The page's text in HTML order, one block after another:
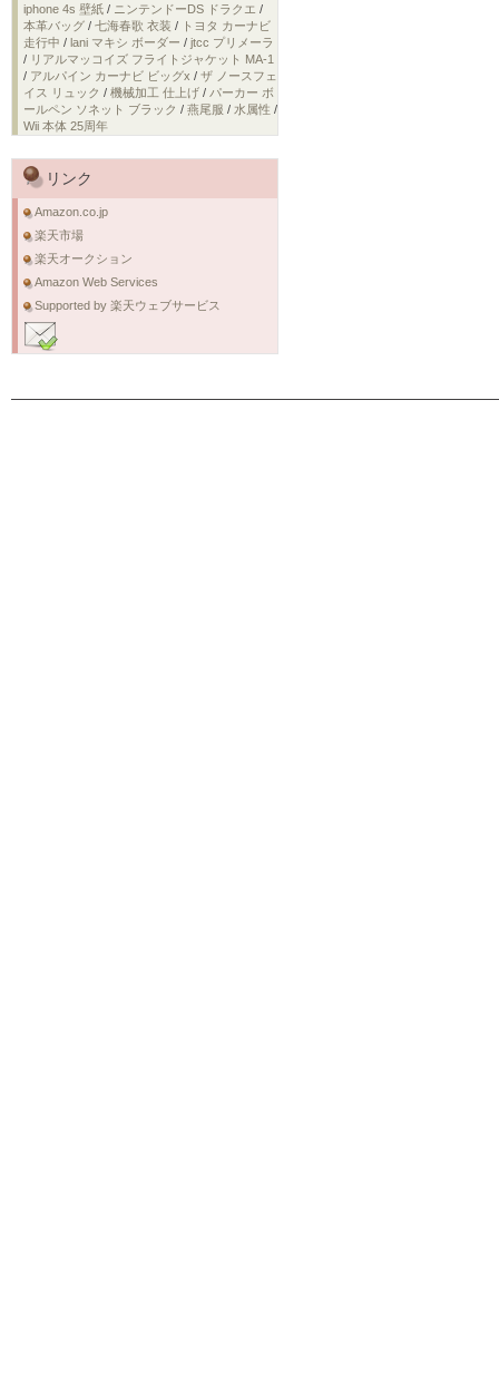
iphone 4s 壁紙 / ニンテンドーDS ドラクエ /
本革バッグ / 七海春歌 衣装 / トヨタ カーナビ
走行中 / lani マキシ ボーダー / jtcc プリメーラ
/ リアルマッコイズ フライトジャケット MA-1
/ アルパイン カーナビ ビッグx / ザ ノースフェ
イス リュック / 機械加工 仕上げ / パーカー ボ
ールペン ソネット ブラック / 燕尾服 / 水属性 /
Wii 本体 25周年
リンク
Amazon.co.jp
楽天市場
楽天オークション
Amazon Web Services
Supported by 楽天ウェブサービス